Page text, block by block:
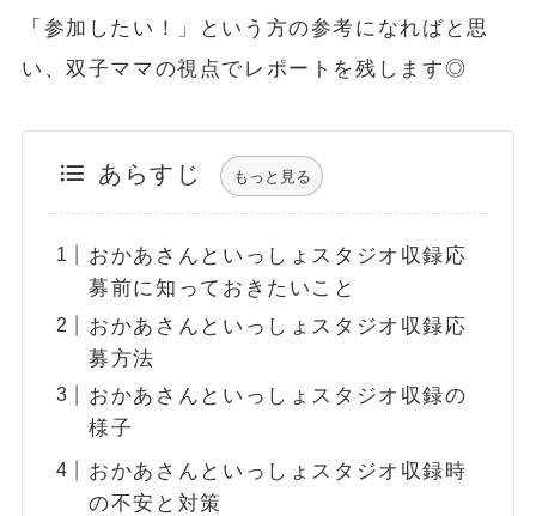
「参加したい！」という方の参考になればと思
い、双子ママの視点でレポートを残します◎
あらすじ もっと見る
おかあさんといっしょスタジオ収録応
募前に知っておきたいこと
おかあさんといっしょスタジオ収録応
募方法
おかあさんといっしょスタジオ収録の
様子
おかあさんといっしょスタジオ収録時
の不安と対策